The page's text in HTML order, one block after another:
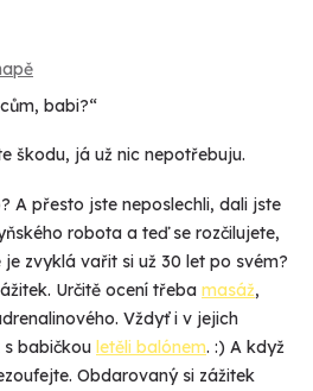
babi?“
škodu, já už nic nepotřebuju.
A přesto jste neposlechli, dali jste
robota a teď se rozčilujete,
zvyklá vařit si už 30 let po svém?
Určitě ocení třeba masáž,
Vždyť i v jejich
babičkou letěli balónem. :) A když
Obdarovaný si zážitek